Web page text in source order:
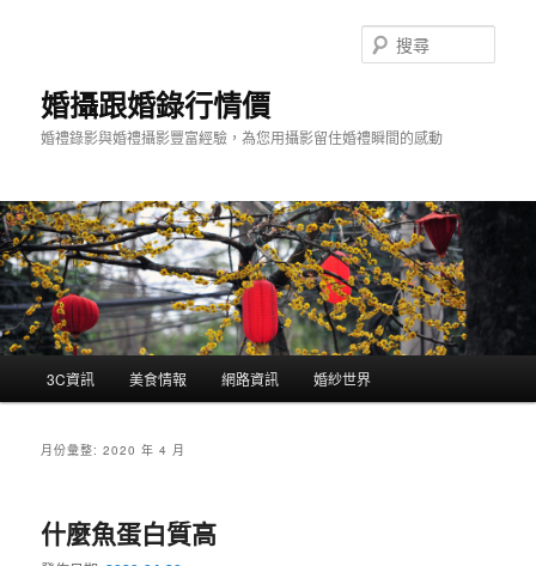
婚攝跟婚錄行情價
婚禮錄影與婚禮攝影豐富經驗，為您用攝影留住婚禮瞬間的感動
尋
3C資訊 美食情報 網路資訊 婚紗世界
月份彙整:2020 年 4 月
什麼魚蛋白質高